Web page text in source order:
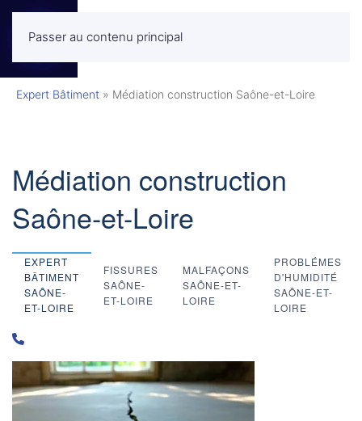
Passer au contenu principalMENU
Expert Bâtiment » Médiation construction Saône-et-Loire
Médiation construction
Saône-et-Loire
EXPERT
BÂTIMENT
SAÔNE-
ET-LOIRE
FISSURES
SAÔNE-
ET-LOIRE
MALFAÇONS
SAÔNE-ET-
LOIRE
PROBLÉMES
D'HUMIDITÉ
SAÔNE-ET-
LOIRE